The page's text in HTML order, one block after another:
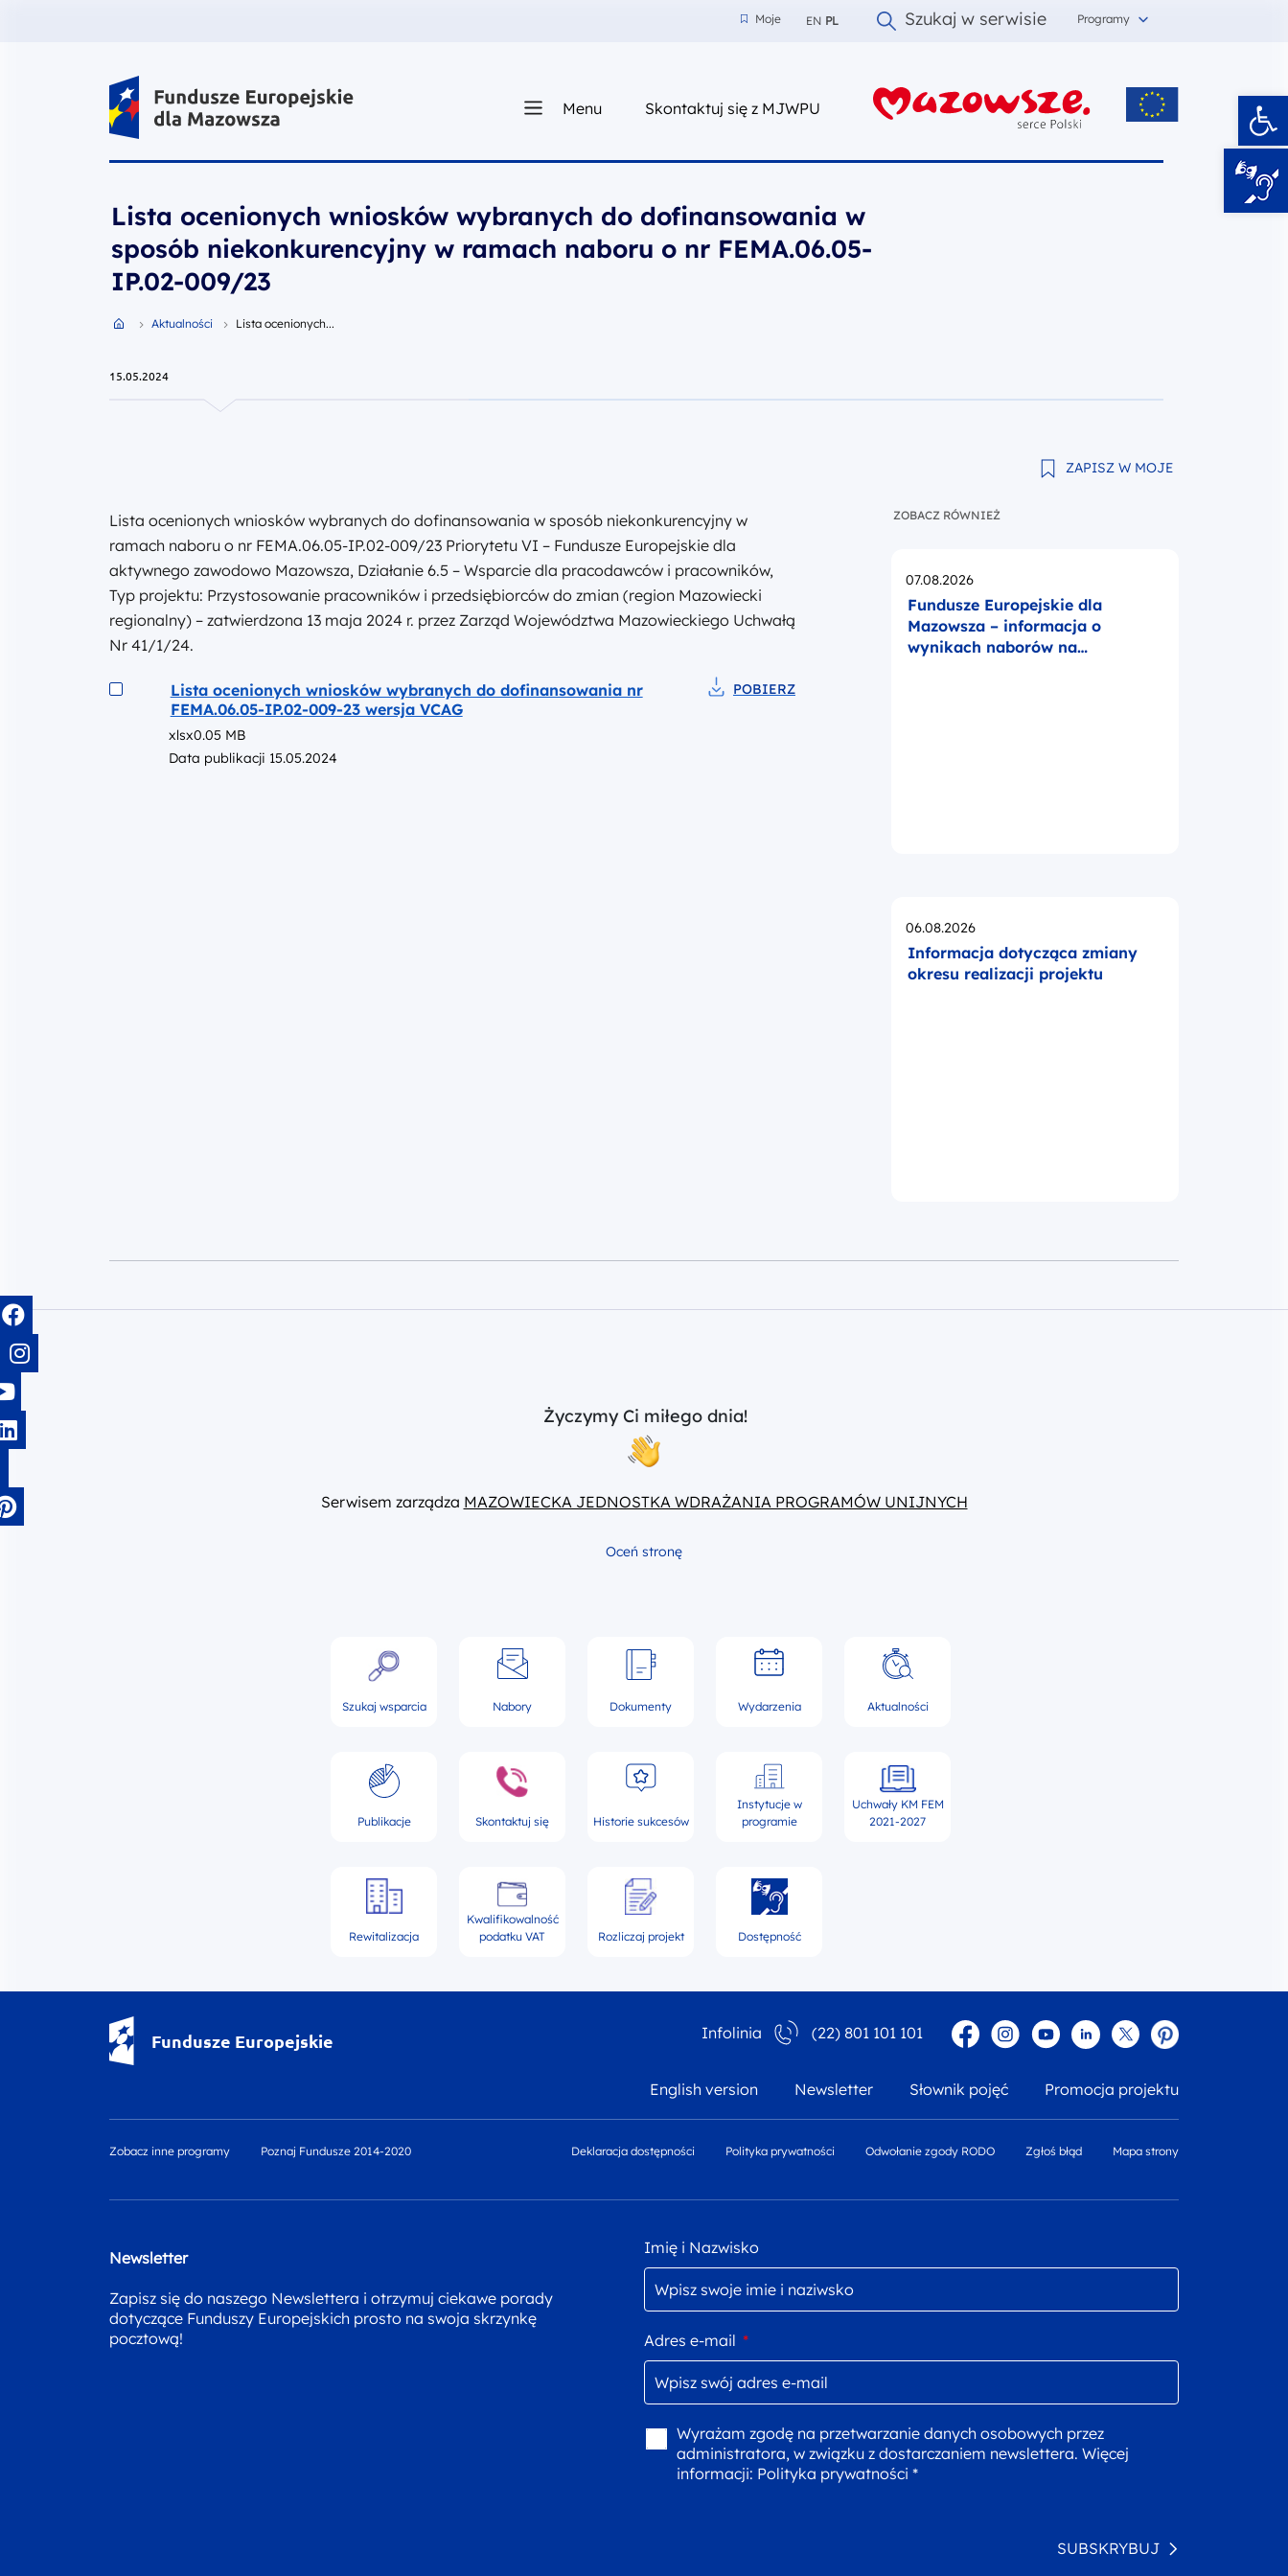
Moje
Moje EN PL Szukaj w serwisie Programy
Fundusze Europejskie dla Mazowsza Menu Skontaktuj się z MJWPUz nami
Lista ocenionych wniosków wybranych do dofinansowania w
sposób niekonkurencyjny w ramach naboru o nr FEMA.06.05-
IP.02-009/23
Przejdź do strony głównej portalu
Aktualności Lista ocenionych...
15.05.2024
ZAPISZ W MOJE
Lista ocenionych wniosków wybranych do dofinansowania w sposób niekonkurencyjny w
ramach naboru o nr FEMA.06.05-IP.02-009/23 Priorytetu VI – Fundusze Europejskie dla
aktywnego zawodowo Mazowsza, Działanie 6.5 – Wsparcie dla pracodawców i pracowników,
Typ projektu: Przystosowanie pracowników i przedsiębiorców do zmian (region Mazowiecki
regionalny) – zatwierdzona 13 maja 2024 r. przez Zarząd Województwa Mazowieckiego Uchwałą
Nr 41/1/24.
Podgląd
Lista ocenionych wniosków wybranych do dofinansowania nr
FEMA.06.05-IP.02-009-23 wersja VCAG
POBIERZ
xlsx0.05 MB
Data publikacji 15.05.2024
ZOBACZ RÓWNIEŻ
Opublikowano
07.08.2026
Fundusze Europejskie dla
Mazowsza – informacja o
wynikach naborów na
Opublikowano
06.08.2026
Informacja dotycząca zmiany
okresu realizacji projektu
Życzymy Ci miłego dnia!
Serwisem zarządza MAZOWIECKA JEDNOSTKA WDRAŻANIA PROGRAMÓW UNIJNYCH
Oceń stronę
Szukaj wsparcia Nabory Dokumenty Wydarzenia Aktualności
Publikacje Skontaktuj się Historie sukcesów
Instytucje w
programie
Uchwały KM FEM
2021-2027
Rewitalizacja
Kwalifikowalność
podatku VAT
Rozliczaj projekt Dostępność
Fundusze Europejskie Infolinia (22) 801 101 101 FacebookInstagram
YouTubeLinkedin
twitterPinterest
English version Newsletter Słownik pojęć Promocja projektu
Zobacz inne programy Poznaj Fundusze 2014-2020 Deklaracja dostępności Polityka prywatności Odwołanie zgody RODO Zgłoś błąd Mapa strony
Newsletter
Zapisz się do naszego Newslettera i otrzymuj ciekawe porady
dotyczące Funduszy Europejskich prosto na swoja skrzynkę
pocztową!
Imię i Nazwisko
Adres e-mail *
Wyrażam zgodę na przetwarzanie danych osobowych przez
administratora, w związku z dostarczaniem newslettera. Więcej
informacji: Polityka prywatności *
SUBSKRYBUJ